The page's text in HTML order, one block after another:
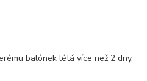
balónek létá více než 2 dny,